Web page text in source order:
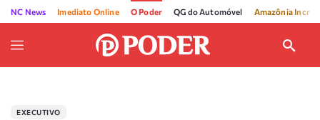
NC News Imediato Online O Poder QG do Automóvel Amazônia
EXECUTIVO